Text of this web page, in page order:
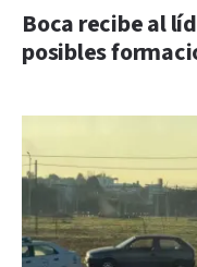
Boca recibe al
posibles